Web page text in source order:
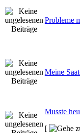
Probleme
Meine
Musste
[